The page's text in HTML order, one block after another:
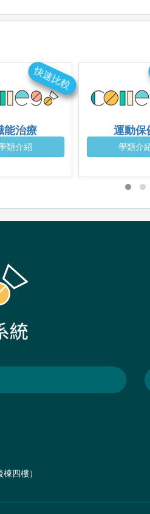
能治療
類介紹
快速比較
運動保
學類介
四樓）